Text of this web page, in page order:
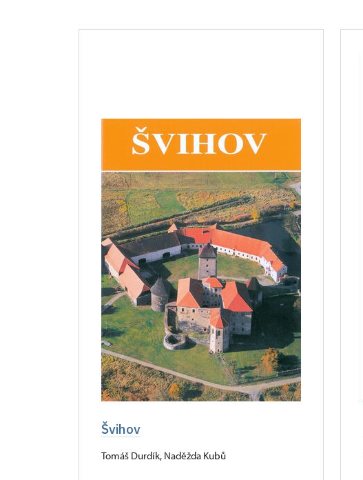
Švihov
Tomáš Durdík, Naděžda Kubů